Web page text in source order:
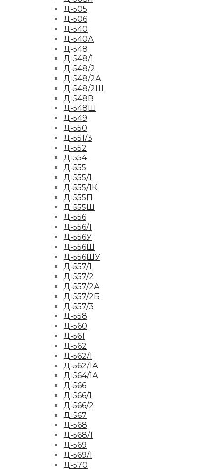
Д-505
Д-506
Д-540
Д-540А
Д-548
Д-548/1
Д-548/2
Д-548/2А
Д-548/2Ш
Д-548В
Д-548Ш
Д-549
Д-550
Д-551/3
Д-552
Д-554
Д-555
Д-555/1
Д-555/1К
Д-555П
Д-555Ш
Д-556
Д-556/1
Д-556У
Д-556Ш
Д-556ШУ
Д-557/1
Д-557/2
Д-557/2А
Д-557/2Б
Д-557/3
Д-558
Д-560
Д-561
Д-562
Д-562/1
Д-562/1А
Д-564/1А
Д-566
Д-566/1
Д-566/2
Д-567
Д-568
Д-568/1
Д-569
Д-569/1
Д-570